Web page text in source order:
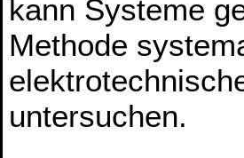
kann Systeme
Methode
untersuchen.